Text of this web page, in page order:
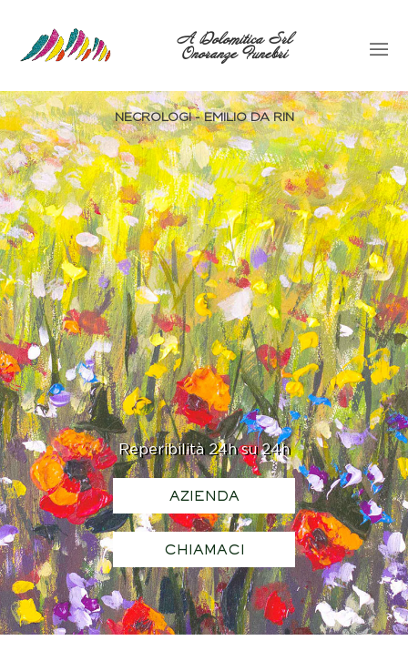
A Dolomitica Srl
Onoranze Funebri
Reperibilità 24h su 24h
AZIENDA
CHIAMACI
NECROLOGI - EMILIO DA RIN